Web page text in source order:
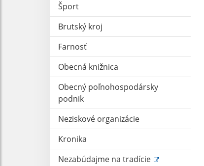
Šport
Brutský kroj
Farnosť
Obecná knižnica
Obecný poľnohospodársky
podnik
Neziskové organizácie
Kronika
Nezabúdajme na tradície